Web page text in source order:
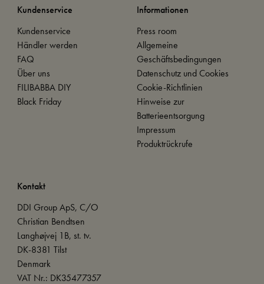
Kundenservice
Kundenservice
Händler werden
FAQ
Über uns
FILIBABBA DIY
Black Friday
Informationen
Press room
Allgemeine
Geschäftsbedingungen
Datenschutz und Cookies
Cookie-Richtlinien
Hinweise zur
Batterieentsorgung
Impressum
Produktrückrufe
Kontakt
DDI Group ApS, C/O
Christian Bendtsen
Langhøjvej 1B, st. tv.
DK-8381 Tilst
Denmark
VAT Nr.: DK35477357